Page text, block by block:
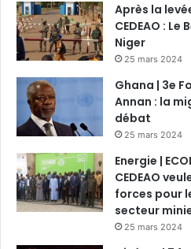
Après la
CEDEAO :
Niger
25 mars 2024
Ghana | 3e
Annan : la
débat
25 mars 2024
Energie |
CEDEAO
forces pour
secteur
25 mars 2024